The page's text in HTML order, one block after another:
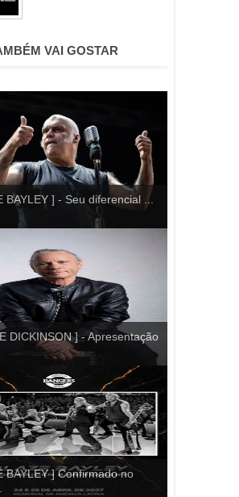
VAI GOSTAR
BAYLEY ] - Seu diferencial ...
DICKINSON ] - Apresentação
BAYLEY ] Confirmado no